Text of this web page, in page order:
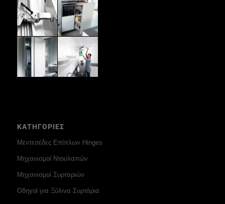
ΚΑΤΗΓΟΡΙΕΣ
Μεντεσέδες Επίπλων Hinges
Μηχανισμοί Ντουλαπών
Μηχανισμοί Συρταριών
Οδηγοί για Ξύλινα Συρτάρια